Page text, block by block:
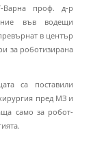
Варна проф. д-р
във водещи
в център
за роботизирана
са поставили
пред МЗ и
само за робот-